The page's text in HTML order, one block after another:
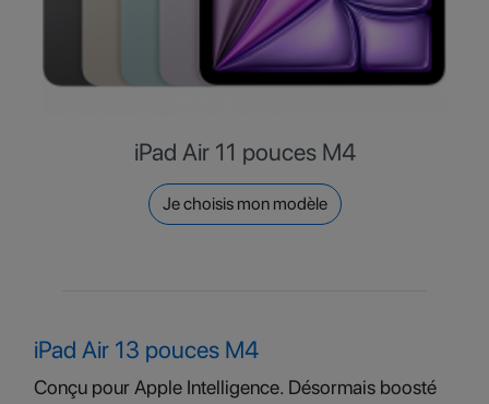
iPad Air 11 pouces M4
Je choisis mon modèle
iPad Air 13 pouces M4
Conçu pour Apple Intelligence. Désormais boosté